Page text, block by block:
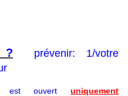
?
prévenir: 1/votre
ouvert
uniquement